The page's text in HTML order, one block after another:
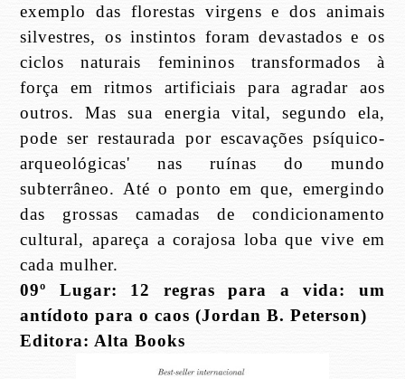
exemplo das florestas virgens e dos animais
silvestres, os instintos foram devastados e os
ciclos naturais femininos transformados à
força em ritmos artificiais para agradar aos
outros. Mas sua energia vital, segundo ela,
pode ser restaurada por escavações psíquico-
arqueológicas' nas ruínas do mundo
subterrâneo. Até o ponto em que, emergindo
das grossas camadas de condicionamento
cultural, apareça a corajosa loba que vive em
cada mulher.
09º Lugar: 12 regras para a vida: um
antídoto para o caos (Jordan B. Peterson)
Editora: Alta Books